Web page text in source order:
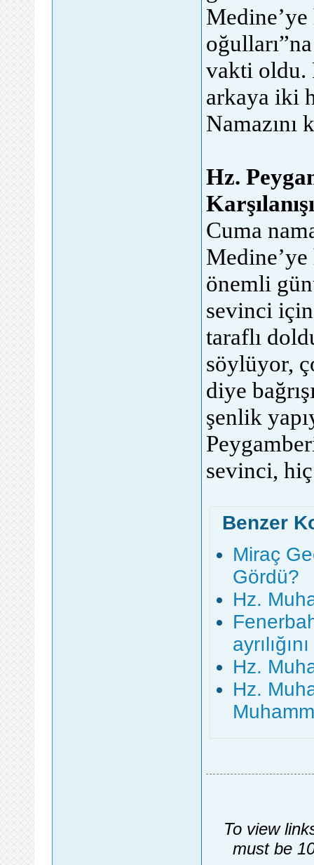
vakti oldu.
arkaya iki
Namazını
Hz.
Karşılanışı
Cuma
önemli
sevinci
taraflı
söylüyor,
diye
şenlik
sevinci,
Benzer
Miraç
Gördü?
Hz.
Hz.
Hz.
To view
must be